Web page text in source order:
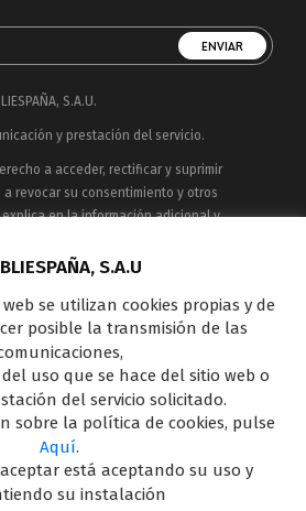
S.A.U.
y prestación del servicio.
a acceder, rectificar y suprimir
a revocar su consentimiento y otros
en la información adicional y
empresa de Mediaset España
espacio publicitario de sus siete
Telecinco, Cuatro, Factoría de Ficción,
y Be Mad, así como de una amplia
de medios y con una gran
la comercialización de diferentes
Internet y TV Outdoor Digital.
S.A.U
se utilizan cookies propias y de
posible la transmisión de las
uso que se hace del sitio web o
del servicio solicitado.
sobre la política de cookies, pulse
Aquí.
aceptar está aceptando su uso y
su instalación